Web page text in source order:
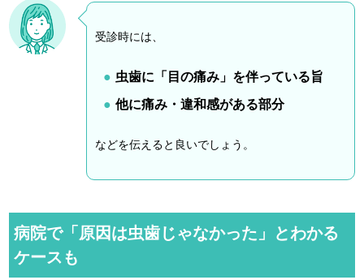
受診時には、
虫歯に「目の痛み」を伴っている旨
他に痛み・違和感がある部分
などを伝えると良いでしょう。
病院で「原因は虫歯じゃなかった」とわかる
ケースも